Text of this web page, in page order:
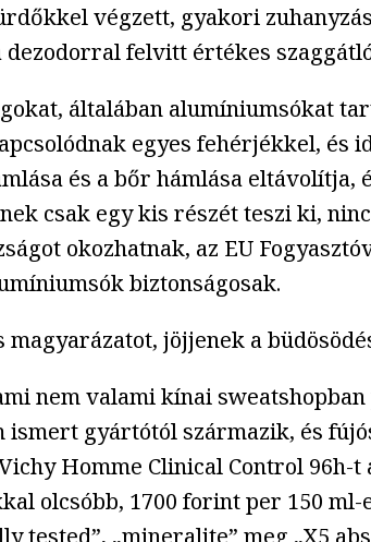
végzett, gyakori
felvitt értékes
általában alumíniumsókat
egyes fehérjékkel, és
és a bőr hámlása eltávolítja,
csak egy kis részét teszi ki,
okozhatnak, az EU
biztonságosak.
jöjjenek a
nem valami kínai
gyártótól származik, és
Homme Clinical Control
olcsóbb, 1700 forint per 150
„mineralite” meg „X5